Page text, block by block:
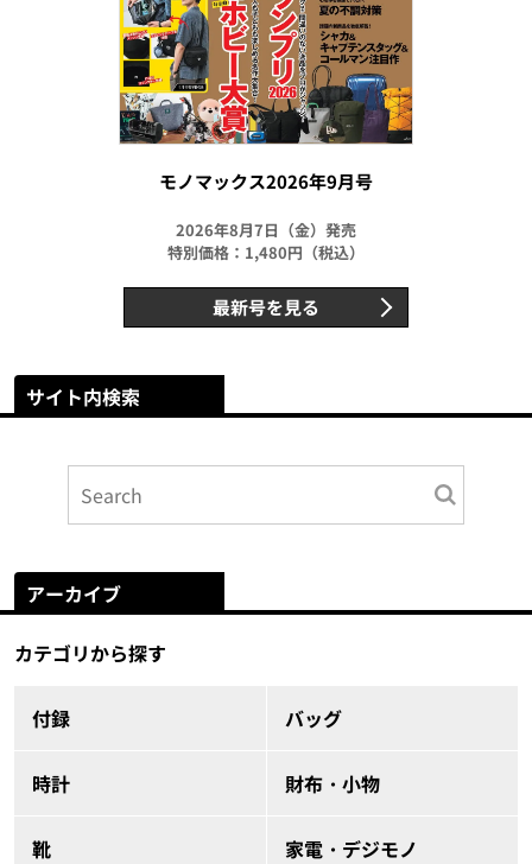
モノマックス2026年9月号
2026年8月7日（金）発売
特別価格：1,480円（税込）
最新号を見る
サイト内検索
アーカイブ
カテゴリから探す
付録 バッグ
時計 財布・小物
靴 家電・デジモノ